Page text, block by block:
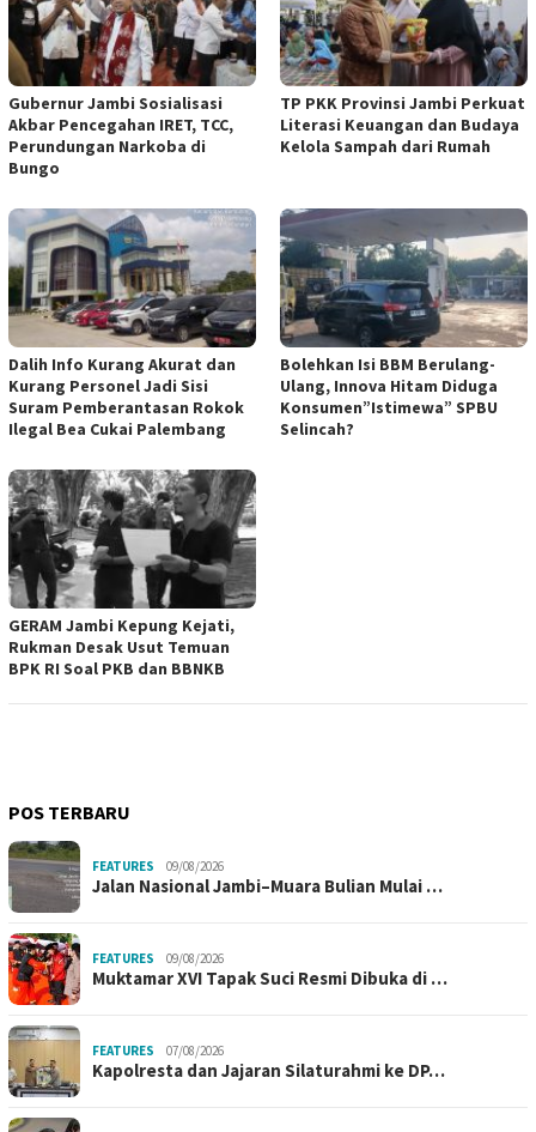
Gubernur Jambi Sosialisasi
Akbar Pencegahan IRET, TCC,
Perundungan Narkoba di
Bungo
TP PKK Provinsi Jambi Perkuat
Literasi Keuangan dan Budaya
Kelola Sampah dari Rumah
Dalih Info Kurang Akurat dan
Kurang Personel Jadi Sisi
Suram Pemberantasan Rokok
Ilegal Bea Cukai Palembang
Bolehkan Isi BBM Berulang-
Ulang, Innova Hitam Diduga
Konsumen”Istimewa” SPBU
Selincah?
GERAM Jambi Kepung Kejati,
Rukman Desak Usut Temuan
BPK RI Soal PKB dan BBNKB
POS TERBARU
FEATURES 09/08/2026
Jalan Nasional Jambi–Muara Bulian Mulai …
FEATURES 09/08/2026
Muktamar XVI Tapak Suci Resmi Dibuka di …
FEATURES 07/08/2026
Kapolresta dan Jajaran Silaturahmi ke DP…